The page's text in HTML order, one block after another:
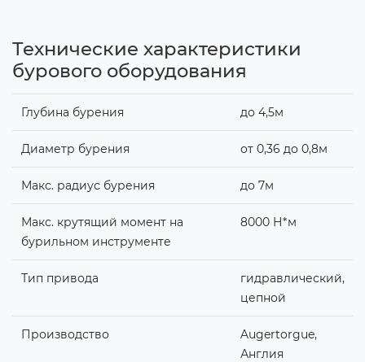
Технические характеристики
бурового оборудования
Глубина бурения до 4,5м
Диаметр бурения от 0,36 до 0,8м
Макс. радиус бурения до 7м
Макс. крутящий момент на
бурильном инструменте
8000 Н*м
Тип привода
гидравлический,
цепной
Производство
Augertorgue,
Англия